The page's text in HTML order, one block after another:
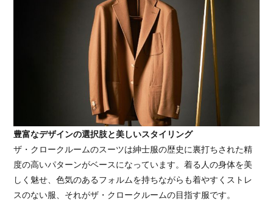
豊富なデザインの選択肢と美しいスタイリング
ザ・クロークルームのスーツは紳士服の歴史に裏打ちされた精
度の高いパターンがベースになっています。着る人の身体を美
しく魅せ、色気のあるフォルムを持ちながらも着やすくストレ
スのない服、それがザ・クロークルームの目指す服です。